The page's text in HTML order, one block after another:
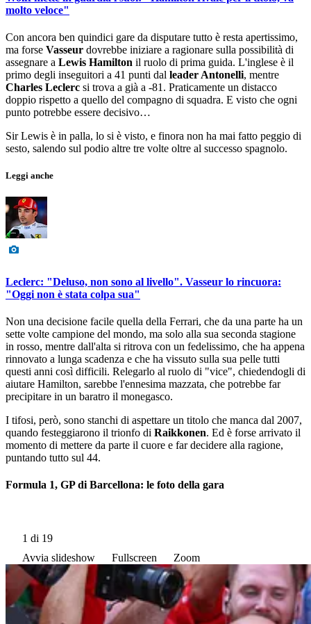
molto veloce"
Con ancora ben quindici gare da disputare tutto è resta apertissimo,
ma forse Vasseur dovrebbe iniziare a ragionare sulla possibilità di
assegnare a Lewis Hamilton il ruolo di prima guida. L'inglese è il
primo degli inseguitori a 41 punti dal leader Antonelli, mentre
Charles Leclerc si trova a già a -81. Praticamente un distacco
doppio rispetto a quello del compagno di squadra. E visto che ogni
punto potrebbe essere decisivo…
Sir Lewis è in palla, lo si è visto, e finora non ha mai fatto peggio di
sesto, salendo sul podio altre tre volte oltre al successo spagnolo.
Leggi anche
Leclerc: "Deluso, non sono al livello". Vasseur lo rincuora:
"Oggi non è stata colpa sua"
Non una decisione facile quella della Ferrari, che da una parte ha un
sette volte campione del mondo, ma solo alla sua seconda stagione
in rosso, mentre dall'alta si ritrova con un fedelissimo, che ha appena
rinnovato a lunga scadenza e che ha vissuto sulla sua pelle tutti
questi anni così difficili. Relegarlo al ruolo di "vice", chiedendogli di
aiutare Hamilton, sarebbe l'ennesima mazzata, che potrebbe far
precipitare in un baratro il monegasco.
I tifosi, però, sono stanchi di aspettare un titolo che manca dal 2007,
quando festeggiarono il trionfo di Raikkonen. Ed è forse arrivato il
momento di mettere da parte il cuore e far decidere alla ragione,
puntando tutto sul 44.
Formula 1, GP di Barcellona: le foto della gara
1 di 19
Avvia slideshow
Fullscreen Zoom